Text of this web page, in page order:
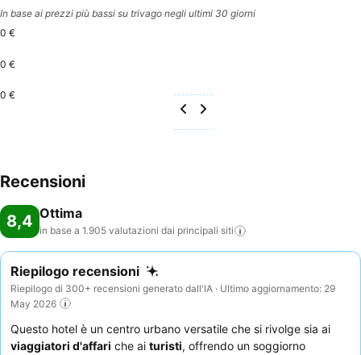
In base ai prezzi più bassi su trivago negli ultimi 30 giorni
0 €
0 €
0 €
Recensioni
8,4 Ottima
in base a 1.905 valutazioni dai principali siti
Riepilogo recensioni
Riepilogo di 300+ recensioni generato dall'IA · Ultimo aggiornamento: 29
May 2026
Questo hotel è un centro urbano versatile che si rivolge sia ai
viaggiatori d'affari che ai turisti, offrendo un soggiorno